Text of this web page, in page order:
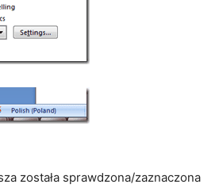
została sprawdzona/zaznaczona